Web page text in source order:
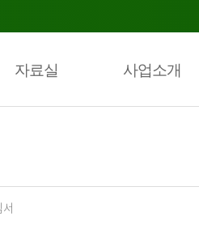
자료실 사업소개